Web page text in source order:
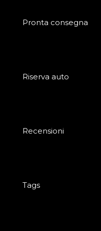
Pronta consegna
Riserva auto
Recensioni
Tags